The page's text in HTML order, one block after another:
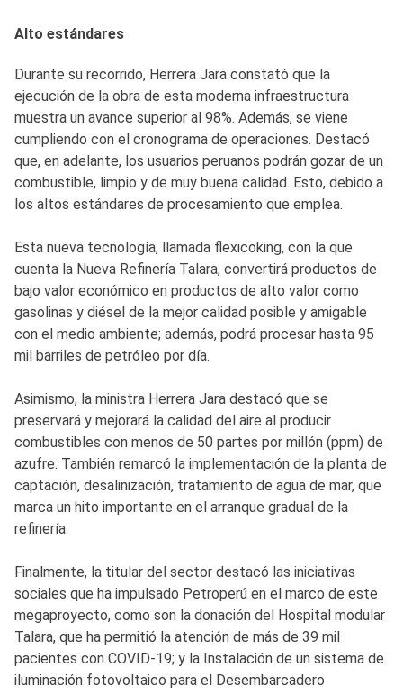
Alto estándares
Durante su recorrido, Herrera Jara constató que la
ejecución de la obra de esta moderna infraestructura
muestra un avance superior al 98%. Además, se viene
cumpliendo con el cronograma de operaciones. Destacó
que, en adelante, los usuarios peruanos podrán gozar de un
combustible, limpio y de muy buena calidad. Esto, debido a
los altos estándares de procesamiento que emplea.
Esta nueva tecnología, llamada flexicoking, con la que
cuenta la Nueva Refinería Talara, convertirá productos de
bajo valor económico en productos de alto valor como
gasolinas y diésel de la mejor calidad posible y amigable
con el medio ambiente; además, podrá procesar hasta 95
mil barriles de petróleo por día.
Asimismo, la ministra Herrera Jara destacó que se
preservará y mejorará la calidad del aire al producir
combustibles con menos de 50 partes por millón (ppm) de
azufre. También remarcó la implementación de la planta de
captación, desalinización, tratamiento de agua de mar, que
marca un hito importante en el arranque gradual de la
refinería.
Finalmente, la titular del sector destacó las iniciativas
sociales que ha impulsado Petroperú en el marco de este
megaproyecto, como son la donación del Hospital modular
Talara, que ha permitió la atención de más de 39 mil
pacientes con COVID-19; y la Instalación de un sistema de
iluminación fotovoltaico para el Desembarcadero